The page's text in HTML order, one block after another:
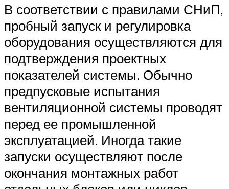
В соответствии с правилами СНиП,
пробный запуск и регулировка
оборудования осуществляются для
подтверждения проектных
показателей системы. Обычно
предпусковые испытания
вентиляционной системы проводят
перед ее промышленной
эксплуатацией. Иногда такие
запуски осуществляют после
окончания монтажных работ